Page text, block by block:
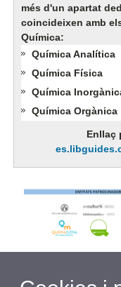
més d'un apartat
coincideixen amb
Química:
Química Analítica
Química Física
Química
Química Orgànica
Enllaç